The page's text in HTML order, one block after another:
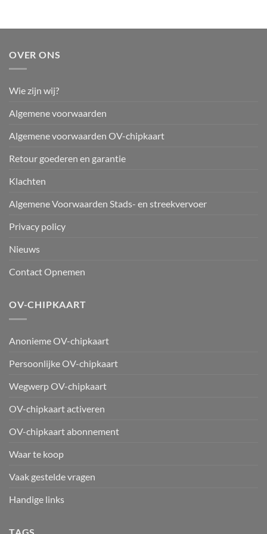
OVER ONS
Wie zijn wij?
Algemene voorwaarden
Algemene voorwaarden OV-chipkaart
Retour goederen en garantie
Klachten
Algemene Voorwaarden Stads- en streekvervoer
Privacy policy
Nieuws
Contact Opnemen
OV-CHIPKAART
Anonieme OV-chipkaart
Persoonlijke OV-chipkaart
Wegwerp OV-chipkaart
OV-chipkaart activeren
OV-chipkaart abonnement
Waar te koop
Vaak gestelde vragen
Handige links
TAGS